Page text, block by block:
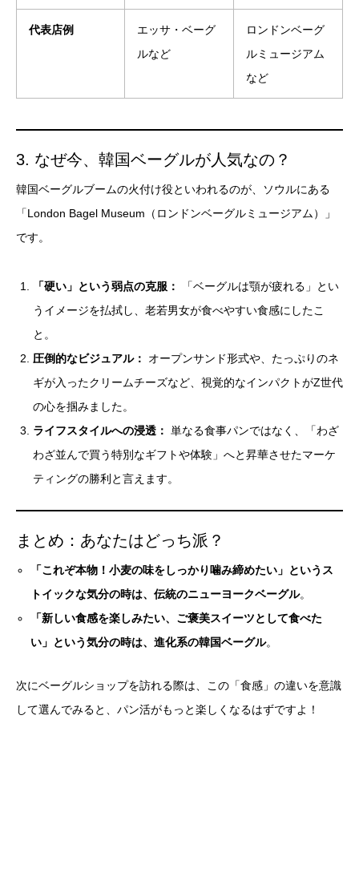
代表店例
エッサ・ベーグ
ルなど
ロンドンベーグ
ルミュージアム
など
3. なぜ今、韓国ベーグルが人気なの？
韓国ベーグルブームの火付け役といわれるのが、ソウルにある
「London Bagel Museum（ロンドンベーグルミュージアム）」
です。
「硬い」という弱点の克服：
「ベーグルは顎が疲れる」とい
うイメージを払拭し、老若男女が食べやすい食感にしたこ
と。
圧倒的なビジュアル：
オープンサンド形式や、たっぷりのネ
ギが入ったクリームチーズなど、視覚的なインパクトがZ世代
の心を掴みました。
ライフスタイルへの浸透： 単なる食事パンではなく、「わざ
わざ並んで買う特別なギフトや体験」へと昇華させたマーケ
ティングの勝利と言えます。
まとめ：あなたはどっち派？
「これぞ本物！小麦の味をしっかり噛み締めたい」というス
トイックな気分の時は、伝統のニューヨークベーグル。
「新しい食感を楽しみたい、ご褒美スイーツとして食べた
い」という気分の時は、進化系の韓国ベーグル。
次にベーグルショップを訪れる際は、この「食感」の違いを意識
して選んでみると、パン活がもっと楽しくなるはずですよ！